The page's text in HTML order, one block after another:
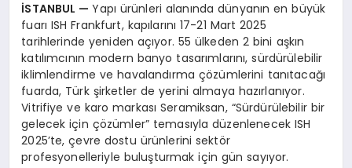
İSTANBUL —Yapı ürünleri alanında dünyanın en büyük
fuarı ISH Frankfurt, kapılarını 17-21 Mart 2025
tarihlerinde yeniden açıyor. 55 ülkeden 2 bini aşkın
katılımcının modern banyo tasarımlarını, sürdürülebilir
iklimlendirme ve havalandırma çözümlerini tanıtacağı
fuarda, Türk şirketler de yerini almaya hazırlanıyor.
Vitrifiye ve karo markası Seramiksan, “Sürdürülebilir bir
gelecek için çözümler” temasıyla düzenlenecek ISH
2025’te, çevre dostu ürünlerini sektör
profesyonelleriyle buluşturmak için gün sayıyor.